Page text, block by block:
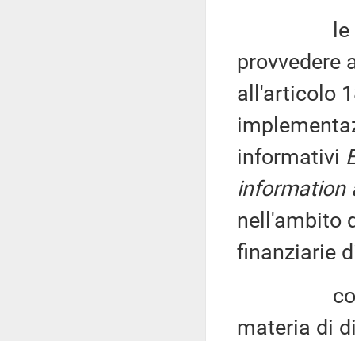
le
provvedere
all'articolo
informativi
information
nell'ambito
finanziarie
con
materia di